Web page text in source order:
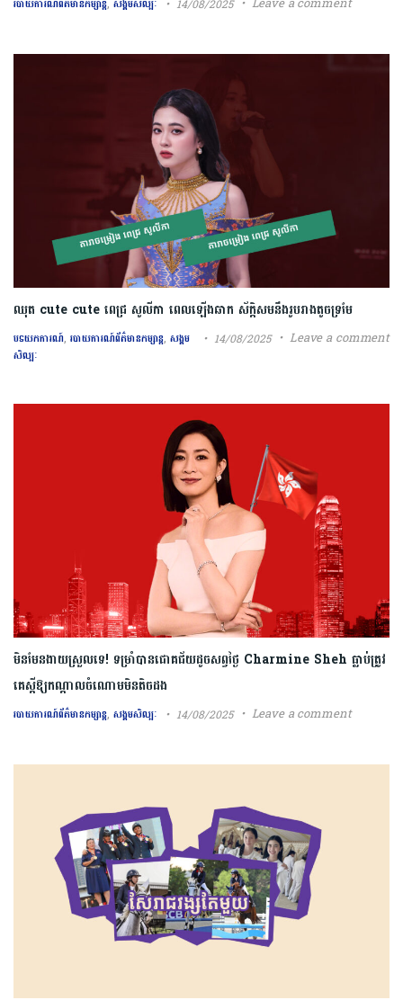
របាយការណ៍ព័ត៌មានកម្សាន្ត សង្គមសិល្បៈ 14/08/2025
ឈុត cute cute ពេជ្រ សូលីកា ពេលឡើងឆាក ស័ក្តិសមនឹងរូបរាងតូចទ្រមែ
បទយកការណ៍, របាយការណ៍ព័ត៌មានកម្សាន្ត, សង្គម
សិល្បៈ
14/08/2025 Leave a comment
មិនមែនងាយស្រួលទេ! ទម្រាំបានជោគជ័យដូចសព្វថ្ងៃ Charmine Sheh ធ្លាប់ត្រូវ
គេស្ដីឱ្យកណ្ដាលចំណោមមិនតិចដង
របាយការណ៍ព័ត៌មានកម្សាន្ត, សង្គមសិល្បៈ 14/08/2025 Leave a comment